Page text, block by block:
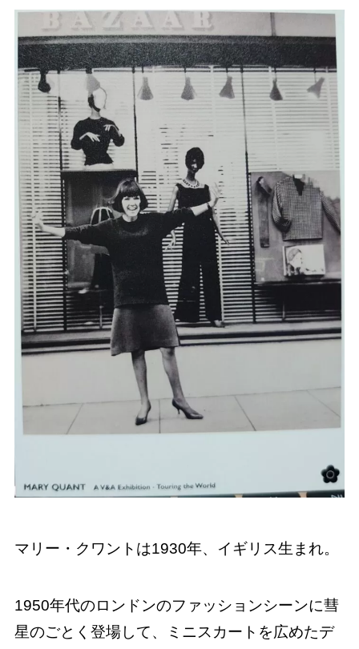
マリー・クワントは1930年、イギリス生まれ。
1950年代のロンドンのファッションシーンに彗
星のごとく登場して、ミニスカートを広めたデ